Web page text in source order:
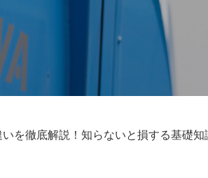
を徹底解説！知らないと損する基礎知